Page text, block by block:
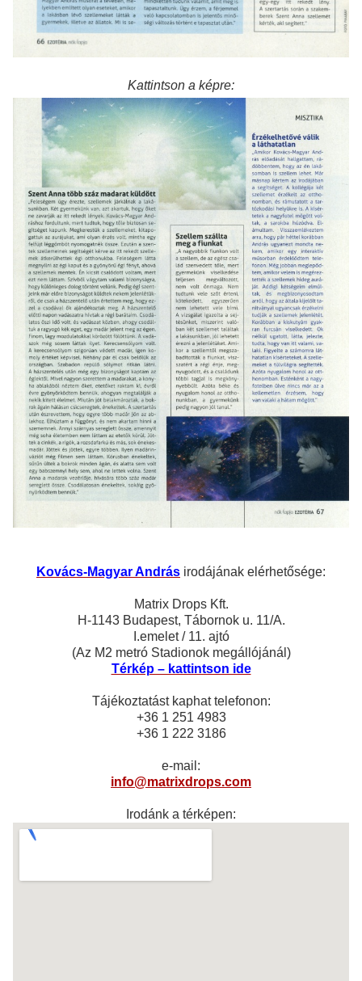
Kattintson a képre:
Kovács-Magyar András irodájának elérhetősége:
Matrix Drops Kft.
H-1143 Budapest, Tábornok u. 11/A.
I.emelet / 11. ajtó
(Az M2 metró Stadionok megállójánál)
Térkép – kattintson ide
Tájékoztatást kaphat telefonon:
+36 1 251 4983
+36 1 222 3186
e-mail:
info@matrixdrops.com
Irodánk a térképen: